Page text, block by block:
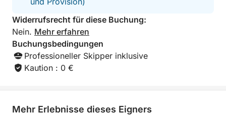
Widerrufsrecht für diese Buchung:
Nein. Mehr erfahren
Buchungsbedingungen
Professioneller Skipper inklusive
Kaution : 0 €
Mehr Erlebnisse dieses Eigners